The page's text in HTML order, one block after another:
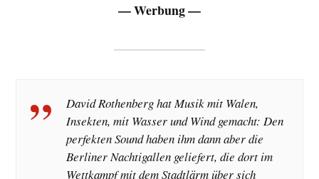
— Werbung —
David Rothenberg hat Musik mit Walen,
Insekten, mit Wasser und Wind gemacht: Den
perfekten Sound haben ihm dann aber die
Berliner Nachtigallen geliefert, die dort im
Wettkampf mit dem Stadtlärm über sich